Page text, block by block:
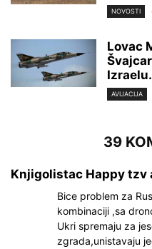
NOVOSTI
Lovac
AVIJACIJA
39
Knjigolistac Happy tzv
Bice problem za
kombinaciji ,sa
Ukri spremaju za
zgrada,unistavaju